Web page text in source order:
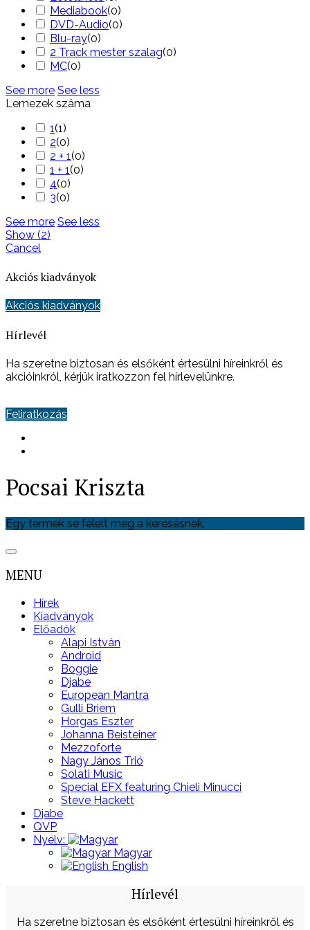
Mediabook(0)
DVD-Audio(0)
Blu-ray(0)
2 Track mester szalag(0)
MC(0)
See more See less
Lemezek száma
1(1)
2(0)
2 + 1(0)
1 + 1(0)
4(0)
3(0)
See more See less
Show (2)
Cancel
Akciós kiadványok
Akciós kiadványok
Hírlevél
Ha szeretne biztosan és elsőként értesülni híreinkről és
akcióinkról, kérjük iratkozzon fel hírlevelünkre.
Feliratkozás
Pocsai Kriszta
Egy termék se felelt meg a keresésnek.
MENU
Hírek
Kiadványok
Előadók
Alapi István
Android
Boggie
Djabe
European Mantra
Gulli Briem
Horgas Eszter
Johanna Beisteiner
Mezzoforte
Nagy János Trió
Solati Music
Special EFX featuring Chieli Minucci
Steve Hackett
Djabe
QVP
Nyelv:
Magyar
English
Hírlevél
Ha szeretne biztosan és elsőként értesülni híreinkről és